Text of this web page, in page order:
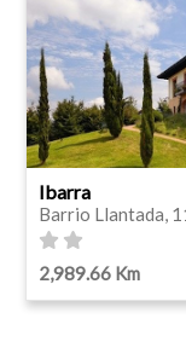
Ibarra
Barrio Llantada,
2,989.66 Km